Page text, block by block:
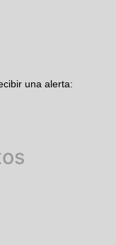
una alerta: